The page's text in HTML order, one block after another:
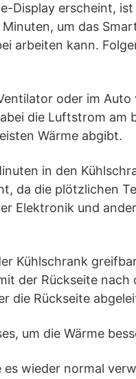
Display erscheint,
um das
arbeiten kann.
oder im
die Luftstrom am
Wärme abgibt.
in den
da die plötzlichen
Elektronik und
Kühlschrank
der Rückseite nach
die Rückseite
um die Wärme
wieder normal